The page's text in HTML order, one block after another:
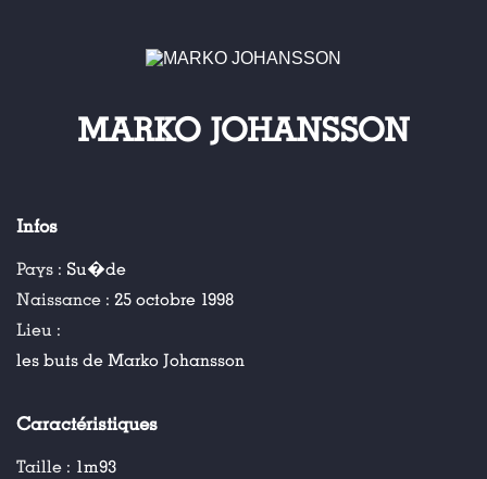
MARKO JOHANSSON
Infos
Pays : Su�de
Naissance : 25 octobre 1998
Lieu :
les buts de Marko Johansson
Caractéristiques
Taille : 1m93